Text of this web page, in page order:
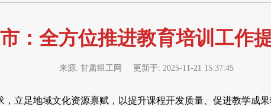
：全方位推进教育培训工作
来源: 甘肃组工网 更新于: 2025-11-21 15:37:45
立足地域文化资源禀赋，以提升课程开发质量、促进教学成